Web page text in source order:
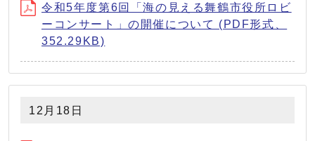
令和5年度第6回「海の見える舞鶴市役所ロビ
ーコンサート」の開催について (PDF形式、
352.29KB)
12月18日